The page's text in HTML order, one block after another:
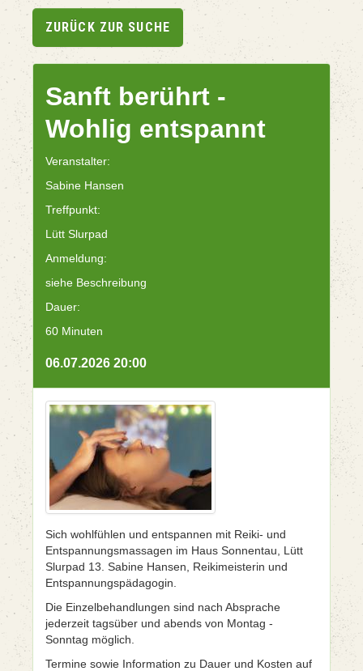
ZURÜCK ZUR SUCHE
Sanft berührt -
Wohlig entspannt
Veranstalter:
Sabine Hansen
Treffpunkt:
Lütt Slurpad
Anmeldung:
siehe Beschreibung
Dauer:
60 Minuten
06.07.2026 20:00
Sich wohlfühlen und entspannen mit Reiki- und
Entspannungsmassagen im Haus Sonnentau, Lütt
Slurpad 13. Sabine Hansen, Reikimeisterin und
Entspannungspädagogin.
Die Einzelbehandlungen sind nach Absprache
jederzeit tagsüber und abends von Montag -
Sonntag möglich.
Termine sowie Information zu Dauer und Kosten auf